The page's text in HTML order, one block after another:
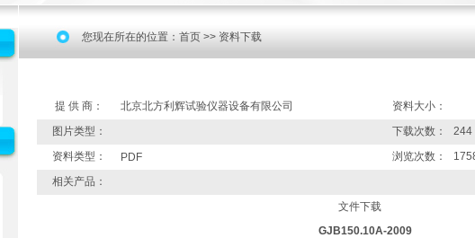
您现在所在的位置： 首页 >> 资料下载
提 供 商： 北京北方利辉试验仪器设备有限公司
资料大小：
图片类型：
下载次数：
244
资料类型：
PDF 浏览次数：
相关产品：
文件下载
GJB150.10A-2009